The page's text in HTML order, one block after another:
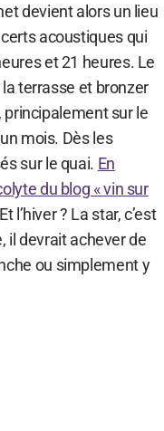
devient alors un lieu
acoustiques qui
et 21 heures. Le
terrasse et bronzer
principalement sur le
mois. Dès les
sur le quai. En
du blog « vin sur
l’hiver ? La star, c’est
il devrait achever de
ou simplement y